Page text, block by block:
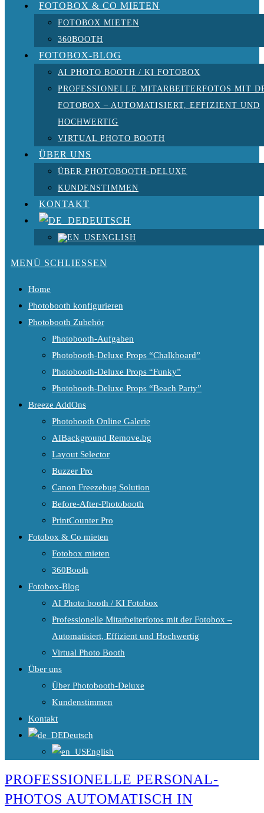
FOTOBOX & CO MIETEN
FOTOBOX MIETEN
360BOOTH
FOTOBOX-BLOG
AI PHOTO BOOTH / KI FOTOBOX
PROFESSIONELLE MITARBEITERFOTOS MIT
FOTOBOX – AUTOMATISIERT, EFFIZIENT UND
HOCHWERTIG
VIRTUAL PHOTO BOOTH
ÜBER UNS
ÜBER PHOTOBOOTH-DELUXE
KUNDENSTIMMEN
KONTAKT
DEUTSCH
ENGLISH
MENÜ SCHLIESSEN
Home
Photobooth konfigurieren
Photobooth Zubehör
Photobooth-Aufgaben
Photobooth-Deluxe Props “Chalkboard”
Photobooth-Deluxe Props “Funky”
Photobooth-Deluxe Props “Beach Party”
Breeze AddOns
Photobooth Online Galerie
AIBackground Remove.bg
Layout Selector
Buzzer Pro
Canon Freezebug Solution
Before-After-Photobooth
PrintCounter Pro
Fotobox & Co mieten
Fotobox mieten
360Booth
Fotobox-Blog
AI Photo booth / KI Fotobox
Professionelle Mitarbeiterfotos mit der Fotobox –
Automatisiert, Effizient und Hochwertig
Virtual Photo Booth
Über uns
Über Photobooth-Deluxe
Kundenstimmen
Kontakt
Deutsch
English
PROFESSIONELLE PERSONAL-
PHOTOS AUTOMATISCH IN